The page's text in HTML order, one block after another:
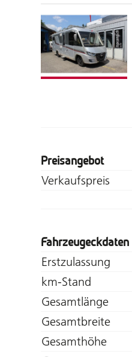
Preisangebot
Verkaufspreis
Fahrzeugeckdaten
Erstzulassung
km-Stand
Gesamtlänge
Gesamtbreite
Gesamthöhe